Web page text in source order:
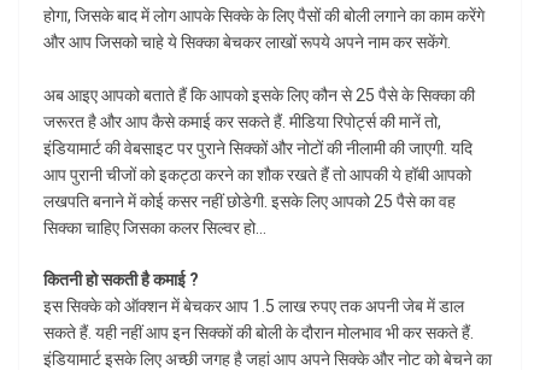
होगा, जिसके बाद में लोग आपके सिक्के के लिए पैसों की बोली लगाने का काम करेंगे
और आप जिसको चाहे ये सिक्का बेचकर लाखों रूपये अपने नाम कर सकेंगे.
अब आइए आपको बताते हैं कि आपको इसके लिए कौन से 25 पैसे के सिक्का की
जरूरत है और आप कैसे कमाई कर सकते हैं. मीडिया रिपोर्ट्स की मानें तो,
इंडियामार्ट की वेबसाइट पर पुराने सिक्कों और नोटों की नीलामी की जाएगी. यदि
आप पुरानी चीजों को इकट्ठा करने का शौक रखते हैं तो आपकी ये हॉबी आपको
लखपति बनाने में कोई कसर नहीं छोडेगी. इसके लिए आपको 25 पैसे का वह
सिक्का चाहिए जिसका कलर सिल्वर हो…
कितनी हो सकती है कमाई ?
इस सिक्के को ऑक्शन में बेचकर आप 1.5 लाख रुपए तक अपनी जेब में डाल
सकते हैं. यही नहीं आप इन सिक्कों की बोली के दौरान मोलभाव भी कर सकते हैं.
इंडियामार्ट इसके लिए अच्छी जगह है जहां आप अपने सिक्के और नोट को बेचने का